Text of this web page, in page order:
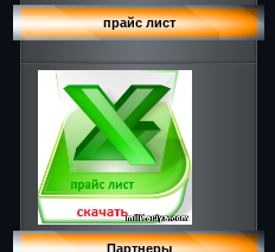
прайс лист
Партнеры